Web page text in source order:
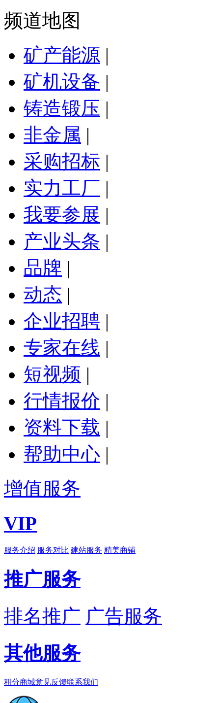
频道地图
矿产能源 |
矿机设备 |
铸造锻压 |
非金属 |
采购招标 |
实力工厂 |
我要参展 |
产业头条 |
品牌 |
动态 |
企业招聘 |
专家在线 |
短视频 |
行情报价 |
资料下载 |
帮助中心 |
增值服务
VIP
服务介绍 服务对比 建站服务 精美商铺
推广服务
排名推广 广告服务
其他服务
积分商城意见反馈联系我们